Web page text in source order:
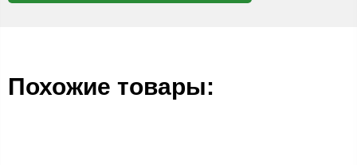
Похожие товары: